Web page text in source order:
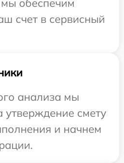
обеспечим
счет в сервисный
анализа мы
утверждение смету
и начнем